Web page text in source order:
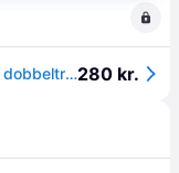
ABUS 160/40 SB Hængelås Poleret stål, dobbeltreguleret 3 stk. Nummerhjul280 kr.